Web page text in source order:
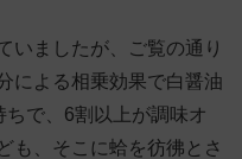
いましたが、ご覧の通り
による相乗効果で白醤油
で、6割以上が調味オ
も、そこに蛤を彷彿とさ